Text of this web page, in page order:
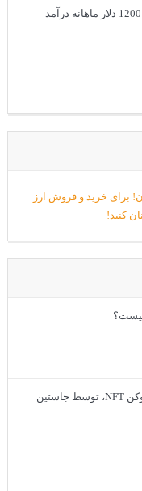
سفیر کوینکس شوید و تا 💸 1200 دلار ماهانه درآمد
تبدیل اثر هنری پیکاسو، به توکن NFT، توسط جاستین